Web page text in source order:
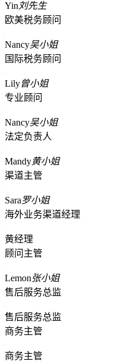
Yin 刘先生
欧美税务顾问
Nancy吴小姐
国际税务顾问
Lily曾小姐
专业顾问
Nancy吴小姐
法定负责人
Mandy黄小姐
渠道主管
Sara罗小姐
海外业务渠道经理
黄经理
顾问主管
Lemon张小姐
售后服务总监
售后服务总监
商务主管
商务主管